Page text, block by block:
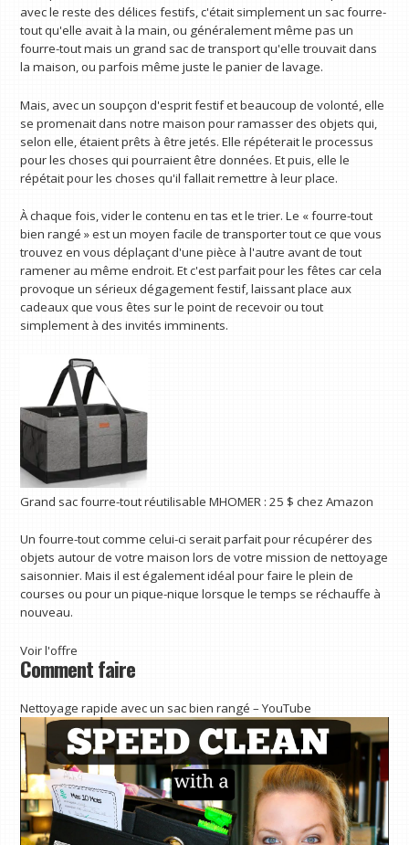
avec le reste des délices festifs, c'était simplement un sac fourre-
tout qu'elle avait à la main, ou généralement même pas un
fourre-tout mais un grand sac de transport qu'elle trouvait dans
la maison, ou parfois même juste le panier de lavage.
Mais, avec un soupçon d'esprit festif et beaucoup de volonté, elle
se promenait dans notre maison pour ramasser des objets qui,
selon elle, étaient prêts à être jetés. Elle répéterait le processus
pour les choses qui pourraient être données. Et puis, elle le
répétait pour les choses qu'il fallait remettre à leur place.
À chaque fois, vider le contenu en tas et le trier. Le « fourre-tout
bien rangé » est un moyen facile de transporter tout ce que vous
trouvez en vous déplaçant d'une pièce à l'autre avant de tout
ramener au même endroit. Et c'est parfait pour les fêtes car cela
provoque un sérieux dégagement festif, laissant place aux
cadeaux que vous êtes sur le point de recevoir ou tout
simplement à des invités imminents.
Grand sac fourre-tout réutilisable MHOMER : 25 $ chez Amazon
Un fourre-tout comme celui-ci serait parfait pour récupérer des
objets autour de votre maison lors de votre mission de nettoyage
saisonnier. Mais il est également idéal pour faire le plein de
courses ou pour un pique-nique lorsque le temps se réchauffe à
nouveau.
Voir l'offre
Comment faire
Nettoyage rapide avec un sac bien rangé – YouTube